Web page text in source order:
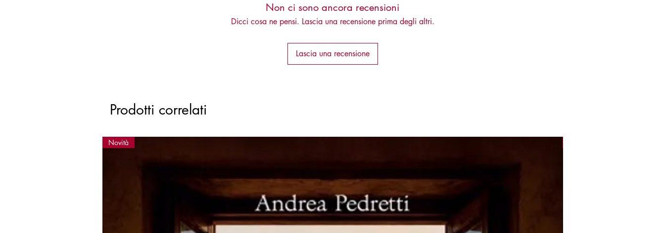
Non ci sono ancora recensioni
Dicci cosa ne pensi. Lascia una recensione prima degli altri.
Lascia una recensione
Prodotti correlati
Novità